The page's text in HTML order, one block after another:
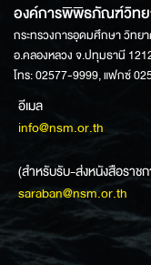
องค์การพิพิธภัณฑ์วิทย
กระทรวงการอุดมศึกษา วิทย
อ.คลองหลวง จ.ปทุมธานี
โทร: 02577-9999, แฟกซ์
อีเมล
info@nsm.or.th
(สำหรับรับ-ส่งหนังสือราช
saraban@nsm.or.th